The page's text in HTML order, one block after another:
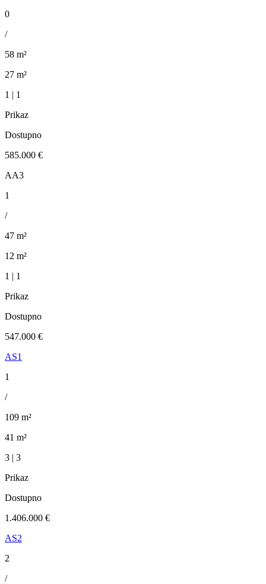
0
/
58 m²
27 m²
1 | 1
Prikaz
Dostupno
585.000 €
AA3
1
/
47 m²
12 m²
1 | 1
Prikaz
Dostupno
547.000 €
AS1
1
/
109 m²
41 m²
3 | 3
Prikaz
Dostupno
1.406.000 €
AS2
2
/